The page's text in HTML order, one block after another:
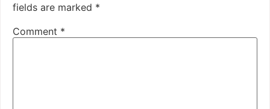
fields are marked *
Comment *